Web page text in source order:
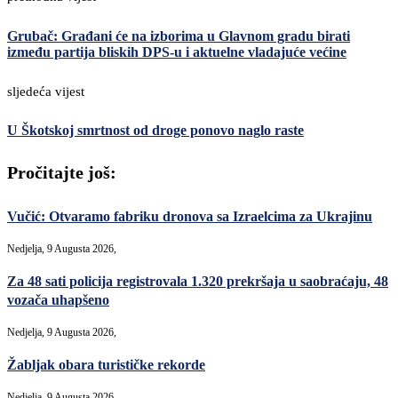
Grubač: Građani će na izborima u Glavnom gradu birati
između partija bliskih DPS-u i aktuelne vladajuće većine
sljedeća vijest
U Škotskoj smrtnost od droge ponovo naglo raste
Pročitajte još:
Vučić: Otvaramo fabriku dronova sa Izraelcima za Ukrajinu
Nedjelja, 9 Augusta 2026,
Za 48 sati policija registrovala 1.320 prekršaja u saobraćaju, 48
vozača uhapšeno
Nedjelja, 9 Augusta 2026,
Žabljak obara turističke rekorde